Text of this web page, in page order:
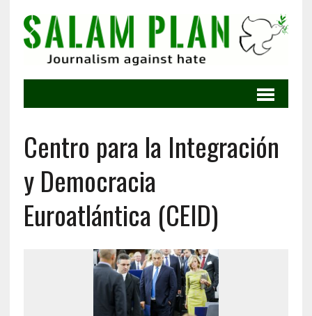
Centro para la Integración
y Democracia
Euroatlántica (CEID)